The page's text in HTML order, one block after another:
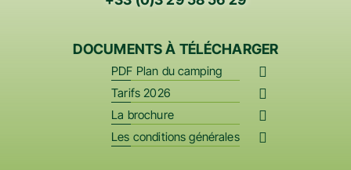
+33 (0)3 29 58 56 29
DOCUMENTS À TÉLÉCHARGER
PDF Plan du camping
Tarifs 2026
La brochure
Les conditions générales